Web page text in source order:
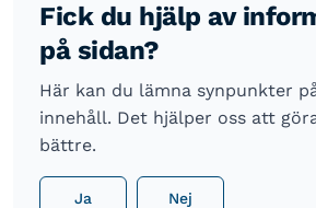
Fick du hjälp av
på sidan?
Här kan du lämna synpunkter
innehåll. Det hjälper oss att
bättre.
Ja Nej